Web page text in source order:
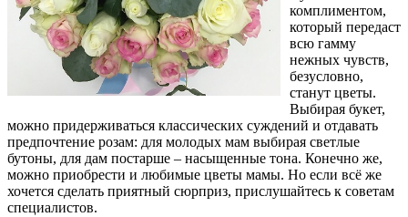
комплиментом,
который передаст
всю гамму
нежных чувств,
безусловно,
станут цветы.
Выбирая букет,
можно придерживаться классических суждений и отдавать
предпочтение розам: для молодых мам выбирая светлые
бутоны, для дам постарше – насыщенные тона. Конечно же,
можно приобрести и любимые цветы мамы. Но если всё же
хочется сделать приятный сюрприз, прислушайтесь к советам
специалистов.